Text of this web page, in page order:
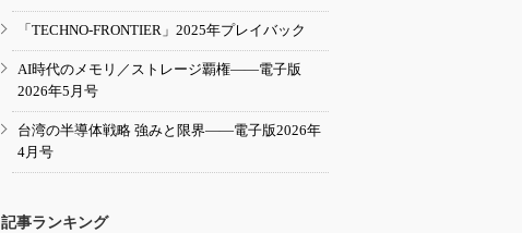
「TECHNO-FRONTIER」2025年プレイバック
AI時代のメモリ／ストレージ覇権――電子版
2026年5月号
台湾の半導体戦略 強みと限界――電子版2026年
4月号
記事ランキング